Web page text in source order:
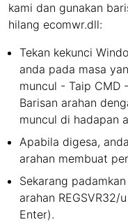
kami dan gunakan
hilang ecomwr.dll:
Tekan kekunci
anda pada masa
muncul - Taip CMD
Barisan arahan
muncul di hadapan
Apabila digesa,
arahan membuat
Sekarang
arahan
Enter).